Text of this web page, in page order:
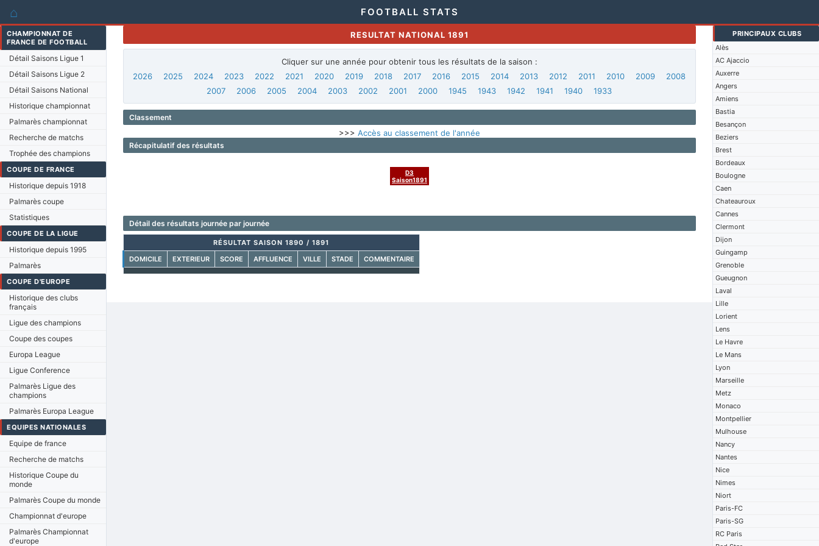
⌂ FOOTBALL STATS
CHAMPIONNAT DE
FRANCE DE FOOTBALL
Détail Saisons Ligue 1
Détail Saisons Ligue 2
Détail Saisons National
Historique championnat
Palmarès championnat
Recherche de matchs
Trophée des champions
COUPE DE FRANCE
Historique depuis 1918
Palmarès coupe
Statistiques
COUPE DE LA LIGUE
Historique depuis 1995
Palmarès
COUPE D'EUROPE
Historique des clubs
français
Ligue des champions
Coupe des coupes
Europa League
Ligue Conference
Palmarès Ligue des
champions
Palmarès Europa League
EQUIPES NATIONALES
Equipe de france
Recherche de matchs
Historique Coupe du
monde
Palmarès Coupe du monde
Championnat d'europe
Palmarès Championnat
d'europe
PRINCIPAUX CLUBS
Alès
AC Ajaccio
Auxerre
Angers
Amiens
Bastia
Besançon
Beziers
Brest
Bordeaux
Boulogne
Caen
Chateauroux
Cannes
Clermont
Dijon
Guingamp
Grenoble
Gueugnon
Laval
Lille
Lorient
Lens
Le Havre
Le Mans
Lyon
Marseille
Metz
Monaco
Montpellier
Mulhouse
Nancy
Nantes
Nice
Nimes
Niort
Paris-FC
Paris-SG
RC Paris
RESULTAT NATIONAL 1891
Cliquer sur une année pour obtenir tous les résultats de la saison :
2026
2025 2024 2023 2022 2021 2020 2019 2018 2017 2016 2015 2014 2013 2012 2011 2010 2009
2008
2007
2006 2005 2004 2003 2002 2001 2000 1945 1943 1942 1941 1940 1933
Classement
>>> Accès au classement de l'année
Récapitulatif des résultats
D3
Saison1891
Détail des résultats journée par journée
RÉSULTAT SAISON 1890 / 1891
DOMICILE
EXTERIEUR SCORE AFFLUENCE VILLE STADE COMMENTAIRE